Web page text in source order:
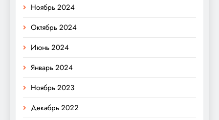
Ноябрь 2024
Октябрь 2024
Июнь 2024
Январь 2024
Ноябрь 2023
Декабрь 2022